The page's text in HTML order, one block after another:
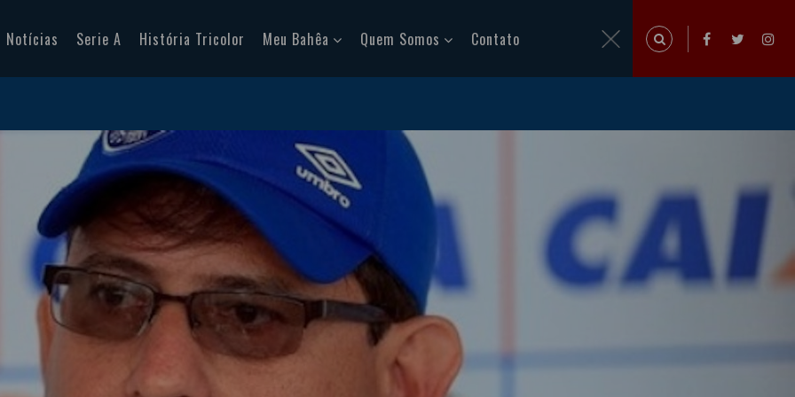
Notícias Serie A História Tricolor Meu Bahêa Quem Somos Contato